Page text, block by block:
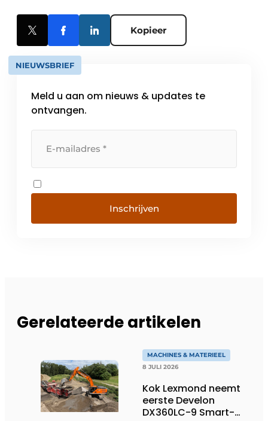
Kopieer
NIEUWSBRIEF
Meld u aan om nieuws & updates te
ontvangen.
Inschrijven
Gerelateerde artikelen
MACHINES & MATERIEEL
8 JULI 2026
Kok Lexmond neemt
eerste Develon
DX360LC-9 Smart-